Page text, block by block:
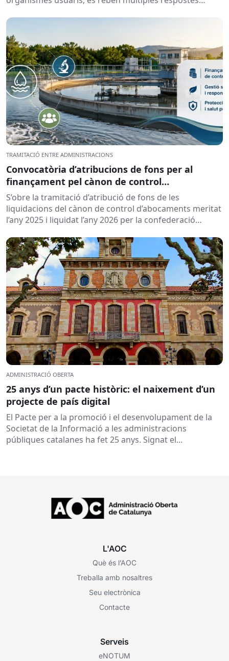
TRAMITACIÓ ENTRE ADMINISTRACIONS
Convocatòria d’atribucions de fons per al
finançament pel cànon de control
d’abocaments meritat l’any 2025 i liquidat l’any
2026
S’obre la tramitació d’atribució de fons de les
liquidacions del cànon de control d’abocaments meritat
l’any 2025 i liquidat l’any 2026 per la confederació
ADMINISTRACIÓ OBERTA
25 anys d’un pacte històric: el naixement d’un
projecte de país digital
El Pacte per a la promoció i el desenvolupament de la
Societat de la Informació a les administracions
públiques catalanes ha fet 25 anys. Signat el...
L'AOC
Què és l’AOC
Treballa amb nosaltres
Seu electrònica
Contacte
Serveis
eNOTUM